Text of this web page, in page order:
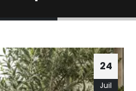
24
Juil